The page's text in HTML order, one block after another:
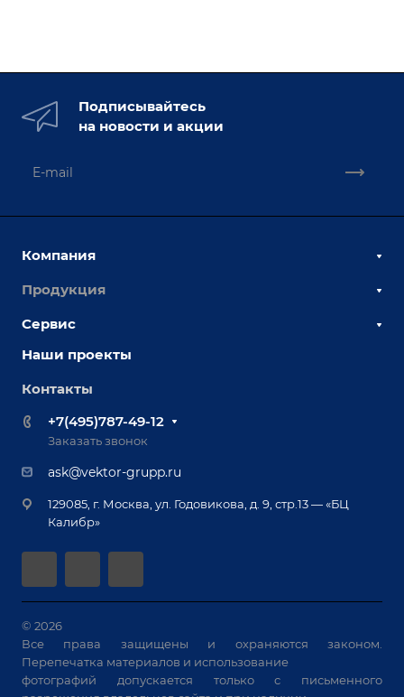
Подписывайтесь
на новости и акции
Компания
О компании
Выставки и мероприятия
Вопрос ответ
Реквизиты
Документы
Продукция
Сборочно-сварочные столы
Оснастка для сварочных столов
Оборудование для приварки крепежа
Приварной крепеж
Специализированные решения для сварки
Позиционеры и вращатели
Машины контактной сварки
Универсальные зажимы
Системы аспирации
Сервис
Сервисное обслуживание
Обучение
Лизинг
Гарантия
автоматизации
Наши проекты
Контакты
+7(495)787-49-12
Заказать звонок
ask@vektor-grupp.ru
129085, г. Москва, ул. Годовикова, д. 9, стр.13 — «БЦ
Калибр»
© 2026
Все права защищены и охраняются законом.
Перепечатка материалов и использование
фотографий допускается только с письменного